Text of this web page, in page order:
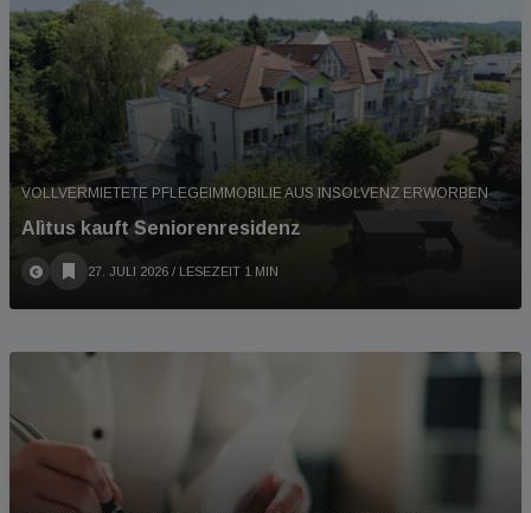
VOLLVERMIETETE PFLEGEIMMOBILIE AUS INSOLVENZ ERWORBEN
Alìtus kauft Seniorenresidenz
27. JULI 2026 / LESEZEIT 1 MIN